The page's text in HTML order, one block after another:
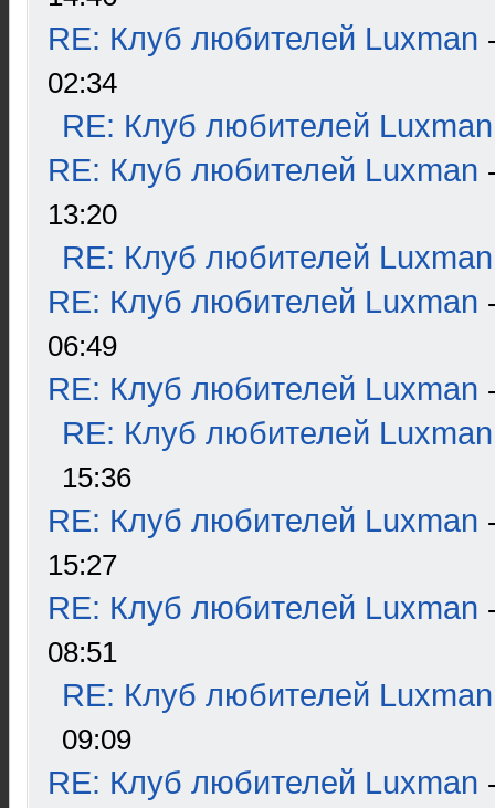
RE: Клуб любителей Luxman
02:34
RE: Клуб любителей Luxman
RE: Клуб любителей Luxman
13:20
RE: Клуб любителей Luxman
RE: Клуб любителей Luxman
06:49
RE: Клуб любителей Luxman
RE: Клуб любителей Luxman
15:36
RE: Клуб любителей Luxman
15:27
RE: Клуб любителей Luxman
08:51
RE: Клуб любителей Luxman
09:09
RE: Клуб любителей Luxman